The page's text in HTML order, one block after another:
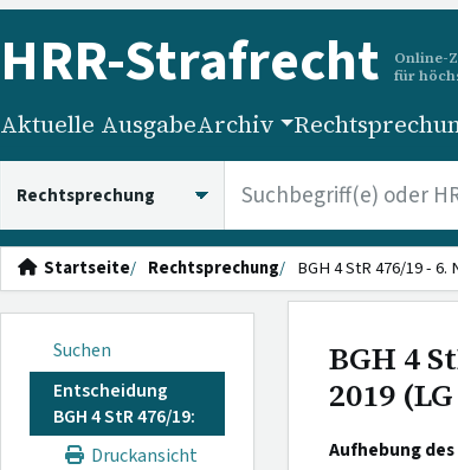
HRR-Strafrecht
Online-
für
Aktuelle AusgabeArchiv
Startseite Rechtsprechung BGH 4 StR 476/19 -
Suchen
Entscheidung
BGH 4 StR 476/19:
Druckansicht
BGH 4
2019
Aufhebung